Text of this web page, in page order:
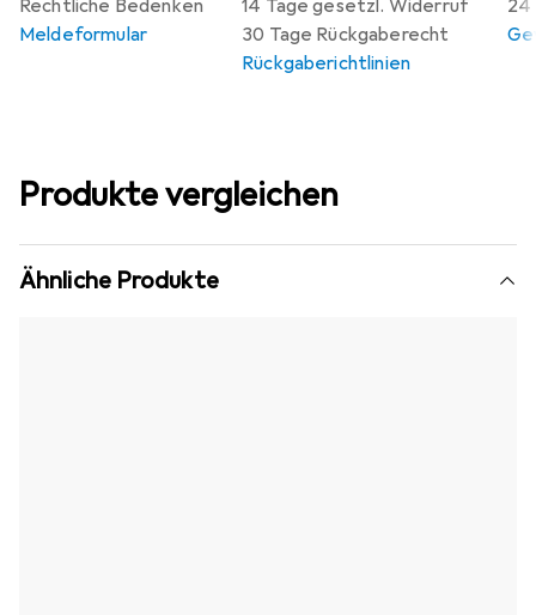
14 Tage gesetzl. Widerruf
30 Tage Rückgaberecht
Rückgaberichtlinien
24
Rechtliche Bedenken
Meldeformular
Produkte vergleichen
Ähnliche Produkte